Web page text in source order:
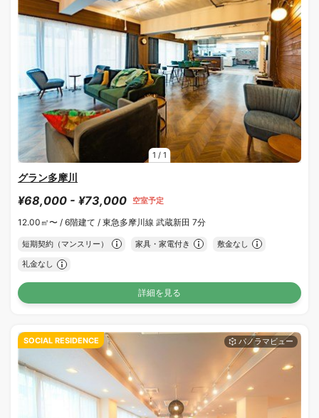
1 / 1
グラン多摩川
¥68,000 - ¥73,000 空室予定
12.00㎡〜 / 6階建て / 東急多摩川線 武蔵新田 7分
短期契約（マンスリー） 家具・家電付き 敷金なし
礼金なし
詳細を見る
SOCIAL RESIDENCE